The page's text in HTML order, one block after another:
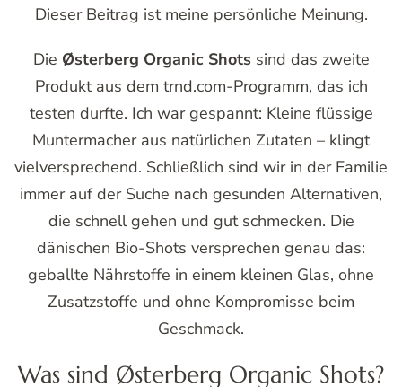
Dieser Beitrag ist meine persönliche Meinung.
Die Østerberg Organic Shots sind das zweite
Produkt aus dem trnd.com-Programm, das ich
testen durfte. Ich war gespannt: Kleine flüssige
Muntermacher aus natürlichen Zutaten – klingt
vielversprechend. Schließlich sind wir in der Familie
immer auf der Suche nach gesunden Alternativen,
die schnell gehen und gut schmecken. Die
dänischen Bio-Shots versprechen genau das:
geballte Nährstoffe in einem kleinen Glas, ohne
Zusatzstoffe und ohne Kompromisse beim
Geschmack.
Was sind Østerberg Organic Shots?